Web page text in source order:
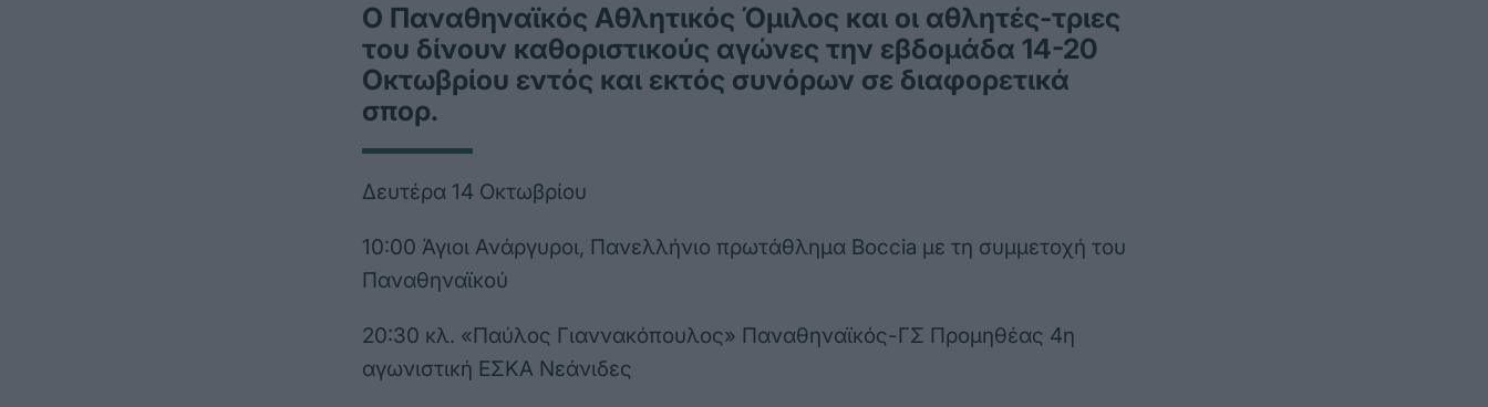
O Παναθηναϊκός Αθλητικός Όμιλος και οι αθλητές-τριες
του δίνουν καθοριστικούς αγώνες την εβδομάδα 14-20
Οκτωβρίου εντός και εκτός συνόρων σε διαφορετικά
σπορ.
Δευτέρα 14 Οκτωβρίου
10:00 Άγιοι Ανάργυροι, Πανελλήνιο πρωτάθλημα Boccia με τη συμμετοχή του
Παναθηναϊκού
20:30 κλ. «Παύλος Γιαννακόπουλος» Παναθηναϊκός-ΓΣ Προμηθέας 4η
αγωνιστική ΕΣΚΑ Νεάνιδες